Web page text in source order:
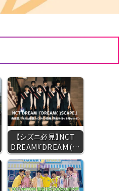
【シズニ必見】NCT
DREAM『DREAM(…